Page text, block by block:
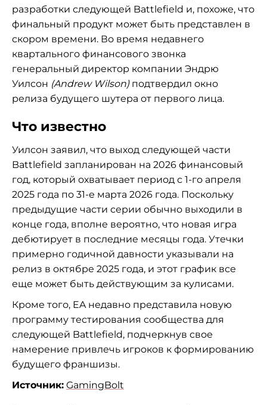
разработки следующей Battlefield и, похоже, что
финальный продукт может быть представлен в
скором времени. Во время недавнего
квартального финансового звонка
генеральный директор компании Эндрю
Уилсон (Andrew Wilson)подтвердил окно
релиза будущего шутера от первого лица.
Что известно
Уилсон заявил, что выход следующей части
Battlefield запланирован на 2026 финансовый
год, который охватывает период с 1-го апреля
2025 года по 31-е марта 2026 года. Поскольку
предыдущие части серии обычно выходили в
конце года, вполне вероятно, что новая игра
дебютирует в последние месяцы года. Утечки
примерно годичной давности указывали на
релиз в октябре 2025 года, и этот график все
еще может быть действующим за кулисами.
Кроме того, EA недавно представила новую
программу тестирования сообщества для
следующей Battlefield, подчеркнув свое
намерение привлечь игроков к формированию
будущего франшизы.
Источник: GamingBolt